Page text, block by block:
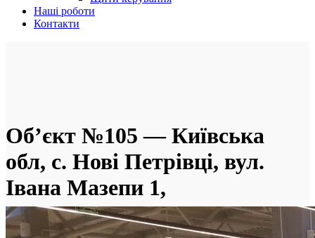
Наші роботи
Контакти
Об’єкт №105 — Київська
обл, с. Нові Петрівці, вул.
Івана Мазепи 1,
супермаркет «Novus»